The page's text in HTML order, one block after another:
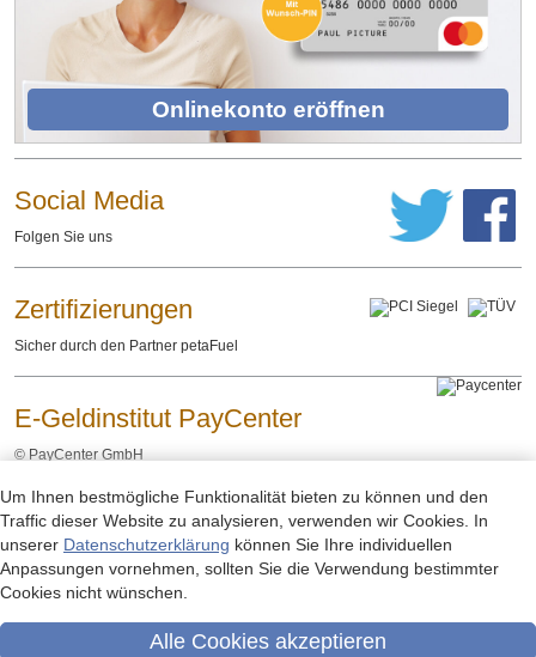
Onlinekonto eröffnen
Social Media
Folgen Sie uns
Zertifizierungen
Sicher durch den Partner petaFuel
E-Geldinstitut PayCenter
© PayCenter GmbH
Impressum - Datenschutzerklärung - Rechtliche Hinweise
Um Ihnen bestmögliche Funktionalität bieten zu können und den
Traffic dieser Website zu analysieren, verwenden wir Cookies. In
unserer Datenschutzerklärung können Sie Ihre individuellen
Anpassungen vornehmen, sollten Sie die Verwendung bestimmter
Cookies nicht wünschen.
Alle Cookies akzeptieren